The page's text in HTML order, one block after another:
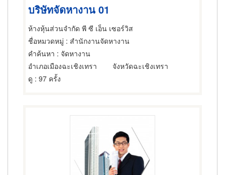
บริษัทจัดหางาน 01
ห้างหุ้นส่วนจำกัด พี ซี เอ็น เซอร์วิส
ชื่อหมวดหมู่ : สำนักงานจัดหางาน
คำค้นหา : จัดหางาน
อำเภอเมืองฉะเชิงเทรา
จังหวัดฉะเชิงเทรา
ดู : 97 ครั้ง